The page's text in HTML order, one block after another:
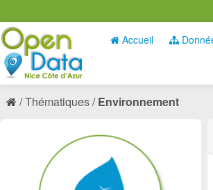
Accueil
Thématiques Environnement